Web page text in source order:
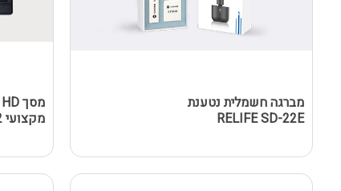
מברגה חשמלית נטענת
RELIFE SD-22E
מקצועי SZM45T-STL2